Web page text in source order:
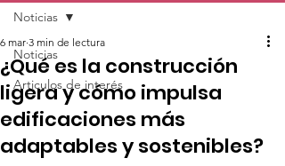
Noticias
Articulos de interés
Noticias
¿Qué es la construcción
ligera y cómo impulsa
edificaciones más
adaptables y sostenibles?
6 mar 3 min de lectura